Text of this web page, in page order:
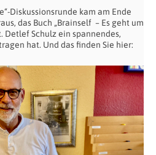
Diskussionsrunde kam am Ende
das Buch „Brainself – Es geht um
Detlef Schulz ein spannendes,
hat. Und das finden Sie hier: